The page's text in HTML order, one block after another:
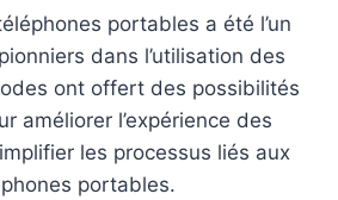
portables a été l’un
dans l’utilisation des
ont offert des possibilités
améliorer l’expérience des
les processus liés aux
portables.